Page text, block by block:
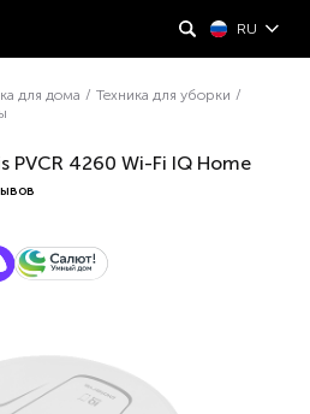
RU
для дома / Техника для уборки /
PVCR 4260 Wi-Fi IQ Home